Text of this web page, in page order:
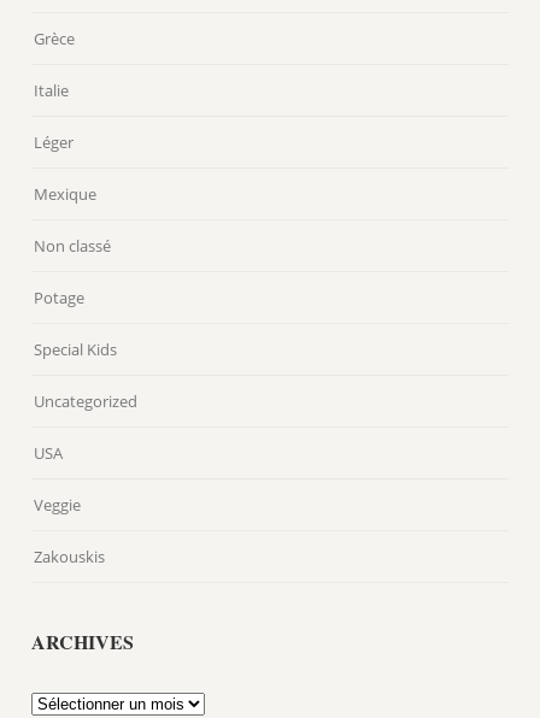
Grèce
Italie
Léger
Mexique
Non classé
Potage
Special Kids
Uncategorized
USA
Veggie
Zakouskis
ARCHIVES
Archives